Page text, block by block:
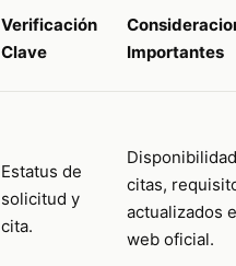
Verificación
Clave
Importantes
Estatus de
solicitud y
cita.
citas,
actualizados
web oficial.